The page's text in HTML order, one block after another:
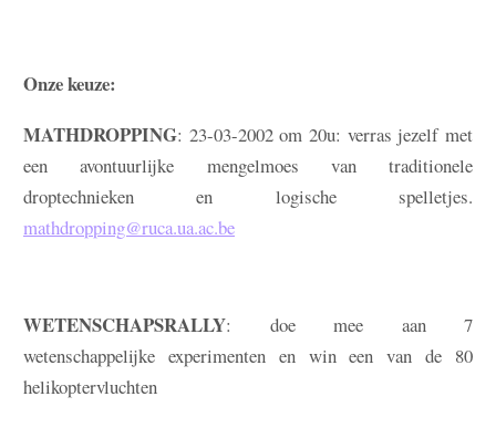
Onze keuze:
MATHDROPPING: 23-03-2002 om 20u: verras jezelf met
een avontuurlijke mengelmoes van traditionele
droptechnieken en logische spelletjes.
mathdropping@ruca.ua.ac.be
WETENSCHAPSRALLY: doe mee aan 7
wetenschappelijke experimenten en win een van de 80
helikoptervluchten